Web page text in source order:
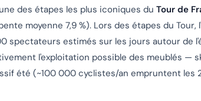
des étapes les plus iconiques du Tour de
moyenne 7,9 %). Lors des étapes du
spectateurs estimés sur les jours autour de
l'exploitation possible des meublés —
été (~100 000 cyclistes/an empruntent les